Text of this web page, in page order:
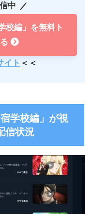
中
校編」を無料ト
イト ＜＜
学校編」が視
信状況